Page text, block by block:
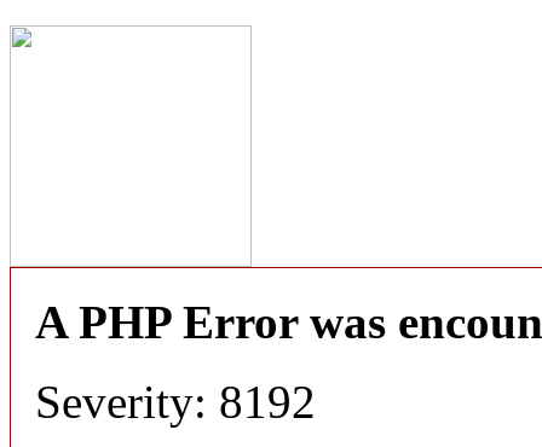
A PHP Error was
Severity: 8192